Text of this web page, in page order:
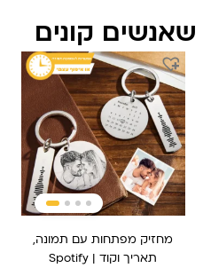
שאנשים קונים
מחזיק מפתחות עם תמונה,
תאריך וקוד Spotify |
המחיר
המקורי
היה:
₪ 209.
המחיר
הנוכחי
הוא:
₪ 149.90.